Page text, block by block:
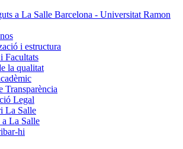
a La Salle Barcelona - Universitat Ramon
i estructura
Facultats
la qualitat
Transparència
Legal
La Salle
a La Salle
hi